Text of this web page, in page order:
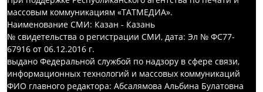
массовым коммуникациям «ТАТМЕДИА».
Наименование СМИ: Казан - Казань
№ свидетельства о регистрации СМИ, дата: Эл № ФС77-
67916 от 06.12.2016 г.
выдано Федеральной службой по надзору в сфере связи,
информационных технологий и массовых коммуникаций
ФИО главного редактора: Абсалямова Альбина Булатовна